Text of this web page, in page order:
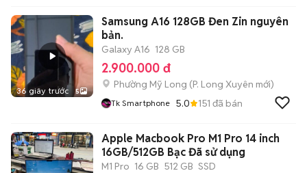
36 giây trước 5
Samsung A16 128GB Đen Zin nguyên
bản.
Galaxy A16 128 GB
2.900.000 đ
Phường Mỹ Long (P. Long Xuyên mới)
Tk Smartphone 5.0 151 đã bán
Apple Macbook Pro M1 Pro 14 inch
16GB/512GB Bạc Đã sử dụng
M1 Pro 16 GB 512 GB SSD